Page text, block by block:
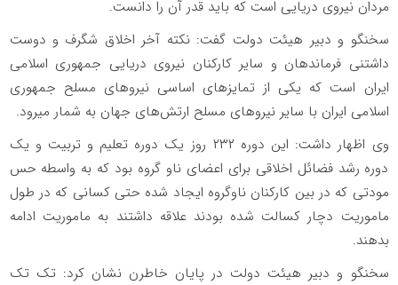
مردان نیروی دریایی است که باید قدر آن را دانست.
سخنگو و دبیر هیئت دولت گفت: نکته آخر اخلاق شگرف و دوست
داشتنی فرماندهان و سایر کارکنان نیروی دریایی جمهوری اسلامی
ایران است که یکی از تمایزهای اساسی نیروهای مسلح جمهوری
اسلامی ایران با سایر نیروهای مسلح ارتش‌های جهان به شمار می‍رود.
وی اظهار داشت: این دوره ۲۳۲ روز یک دوره تعلیم و تربیت و یک
دوره رشد فضائل اخلاقی برای اعضای ناو گروه بود که به واسطه حس
مودتی که در بین کارکنان ناوگروه ایجاد شده حتی کسانی که در طول
ماموریت دچار کسالت شده بودند علاقه داشتند به ماموریت ادامه
بدهند.
سخنگو و دبیر هیئت دولت در پایان خاطرن نشان کرد: تک تک